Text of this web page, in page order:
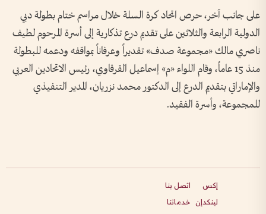
على جانب آخر، حرص اتحاد كرة السلة خلال مراسم ختام بطولة دبي
الدولية الرابعة والثلاثين على تقديم درع تذكارية إلى أسرة المرحوم لطيف
ناصري مالك «مجموعة صدف» تقديراً وعرفاناً بمواقفه ودعمه للبطولة
منذ 15 عاماً، وقام اللواء «م» إسماعيل القرقاوي، رئيس الاتحادين العربي
والإماراتي بتقديم الدرع إلى الدكتور محمد نزريان، المدير التنفيذي
للمجموعة، وأسرة الفقيد.
إكس
لينكدإن
اتصل بنا
خدماتنا